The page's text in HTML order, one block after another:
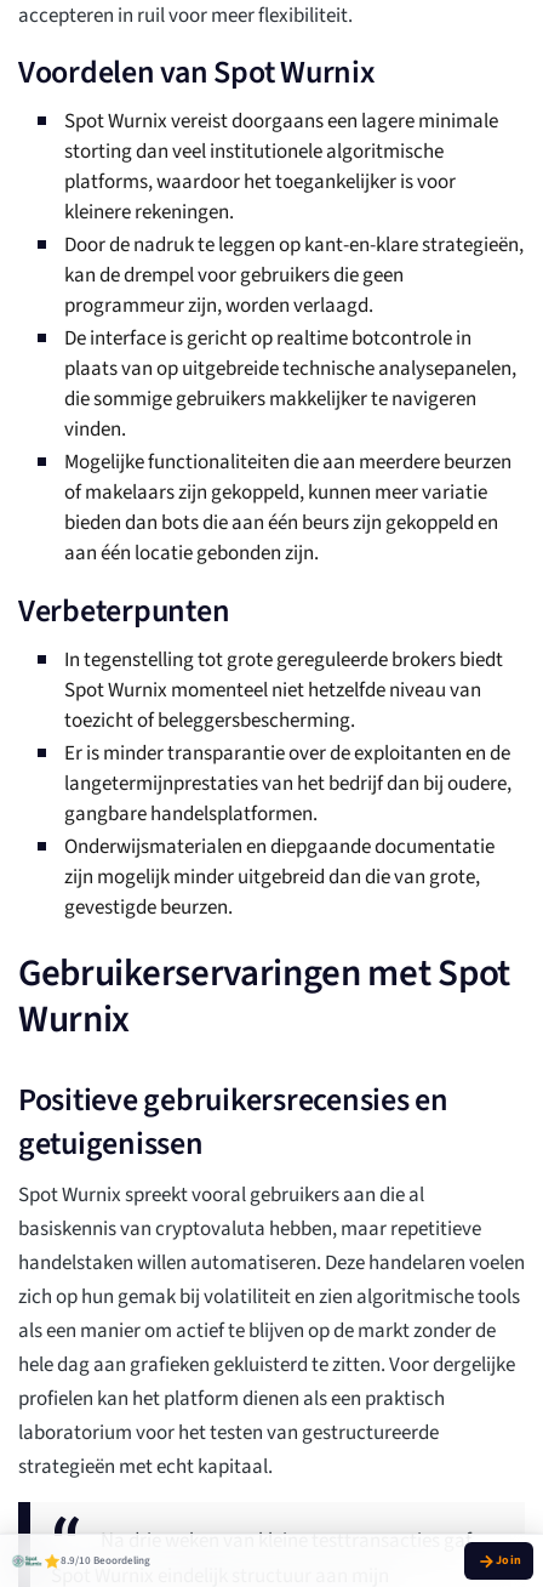
accepteren in ruil voor meer flexibiliteit.
Voordelen van Spot Wurnix
Spot Wurnix vereist doorgaans een lagere minimale
storting dan veel institutionele algoritmische
platforms, waardoor het toegankelijker is voor
kleinere rekeningen.
Door de nadruk te leggen op kant-en-klare strategieën,
kan de drempel voor gebruikers die geen
programmeur zijn, worden verlaagd.
De interface is gericht op realtime botcontrole in
plaats van op uitgebreide technische analysepanelen,
die sommige gebruikers makkelijker te navigeren
vinden.
Mogelijke functionaliteiten die aan meerdere beurzen
of makelaars zijn gekoppeld, kunnen meer variatie
bieden dan bots die aan één beurs zijn gekoppeld en
aan één locatie gebonden zijn.
Verbeterpunten
In tegenstelling tot grote gereguleerde brokers biedt
Spot Wurnix momenteel niet hetzelfde niveau van
toezicht of beleggersbescherming.
Er is minder transparantie over de exploitanten en de
langetermijnprestaties van het bedrijf dan bij oudere,
gangbare handelsplatformen.
Onderwijsmaterialen en diepgaande documentatie
zijn mogelijk minder uitgebreid dan die van grote,
gevestigde beurzen.
Gebruikerservaringen met Spot
Wurnix
Positieve gebruikersrecensies en
getuigenissen
Spot Wurnix spreekt vooral gebruikers aan die al
basiskennis van cryptovaluta hebben, maar repetitieve
handelstaken willen automatiseren. Deze handelaren voelen
zich op hun gemak bij volatiliteit en zien algoritmische tools
als een manier om actief te blijven op de markt zonder de
hele dag aan grafieken gekluisterd te zitten. Voor dergelijke
profielen kan het platform dienen als een praktisch
laboratorium voor het testen van gestructureerde
strategieën met echt kapitaal.
Na drie weken van kleine testtransacties gaf
Spot Wurnix eindelijk structuur aan mijn
8.9/10 Beoordeling